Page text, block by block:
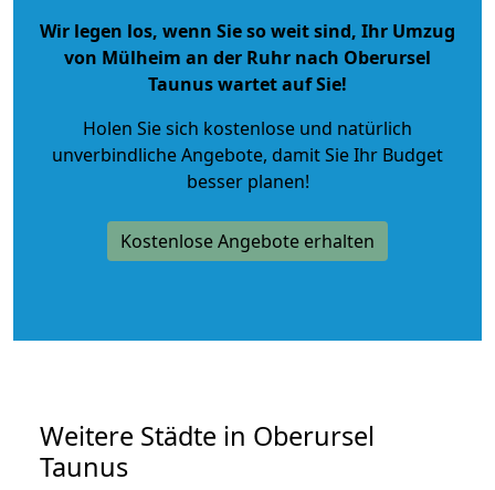
Wir legen los, wenn Sie so weit sind, Ihr Umzug
von Mülheim an der Ruhr nach Oberursel
Taunus wartet auf Sie!
Holen Sie sich kostenlose und natürlich
unverbindliche Angebote, damit Sie Ihr Budget
besser planen!
Kostenlose Angebote erhalten
Weitere Städte in Oberursel
Taunus